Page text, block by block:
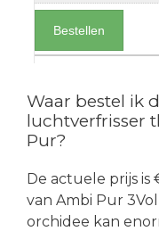
Bestellen
Waar bestel ik
luchtverfrisser
Pur?
De actuele prijs is
van Ambi Pur
orchidee kan